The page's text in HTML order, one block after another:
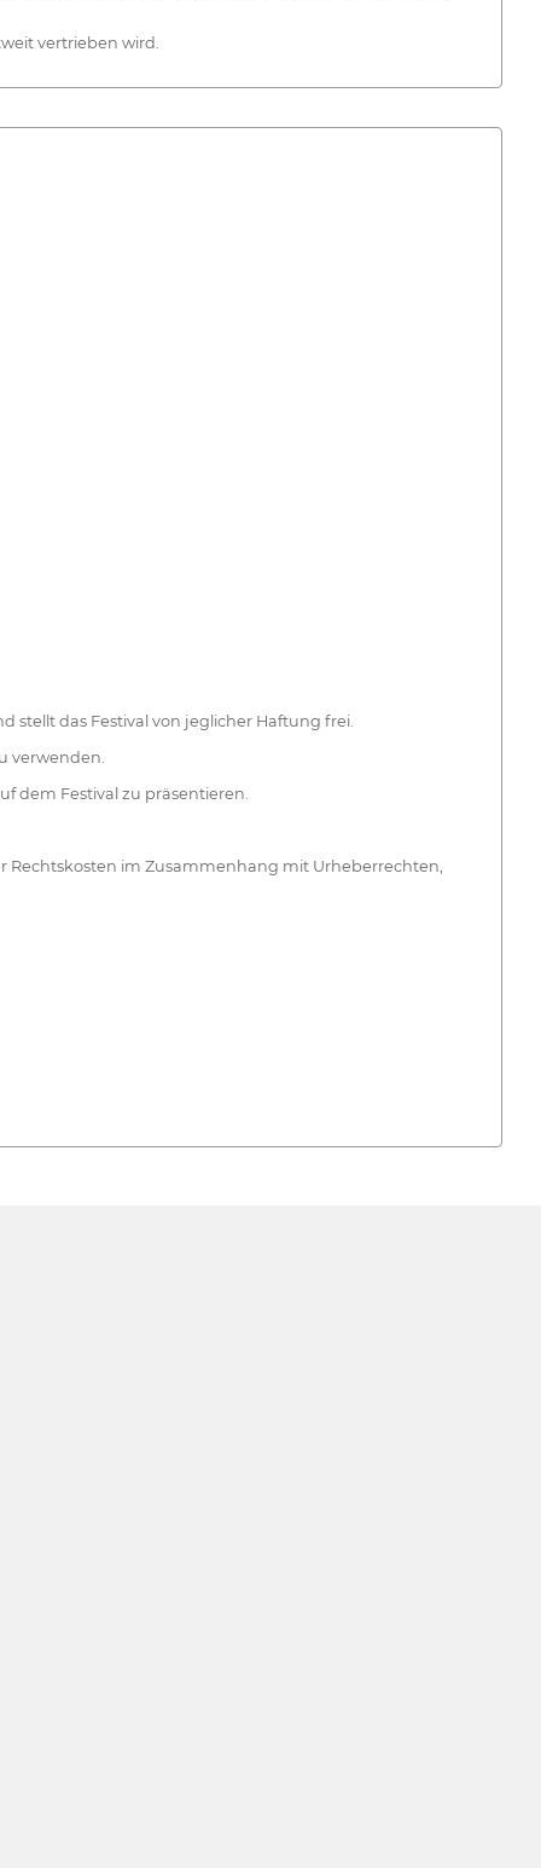
vertrieben wird.
stellt das Festival von jeglicher Haftung frei.
verwenden.
dem Festival zu präsentieren.
Rechtskosten im Zusammenhang mit Urheberrechten,